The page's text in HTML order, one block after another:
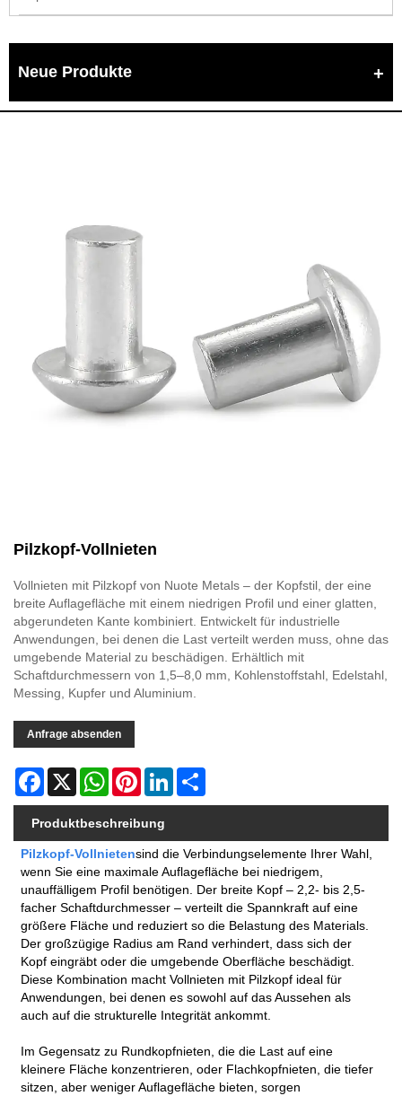
Neue Produkte
Pilzkopf-Vollnieten
Vollnieten mit Pilzkopf von Nuote Metals – der Kopfstil, der eine
breite Auflagefläche mit einem niedrigen Profil und einer glatten,
abgerundeten Kante kombiniert. Entwickelt für industrielle
Anwendungen, bei denen die Last verteilt werden muss, ohne das
umgebende Material zu beschädigen. Erhältlich mit
Schaftdurchmessern von 1,5–8,0 mm, Kohlenstoffstahl, Edelstahl,
Messing, Kupfer und Aluminium.
Anfrage absenden
Facebook
X WhatsAppPinterestLinkedIn
Produktbeschreibung
Pilzkopf-Vollnietensind die Verbindungselemente Ihrer Wahl,
wenn Sie eine maximale Auflagefläche bei niedrigem,
unauffälligem Profil benötigen. Der breite Kopf – 2,2- bis 2,5-
facher Schaftdurchmesser – verteilt die Spannkraft auf eine
größere Fläche und reduziert so die Belastung des Materials.
Der großzügige Radius am Rand verhindert, dass sich der
Kopf eingräbt oder die umgebende Oberfläche beschädigt.
Diese Kombination macht Vollnieten mit Pilzkopf ideal für
Anwendungen, bei denen es sowohl auf das Aussehen als
auch auf die strukturelle Integrität ankommt.
Im Gegensatz zu Rundkopfnieten, die die Last auf eine
kleinere Fläche konzentrieren, oder Flachkopfnieten, die tiefer
sitzen, aber weniger Auflagefläche bieten, sorgen